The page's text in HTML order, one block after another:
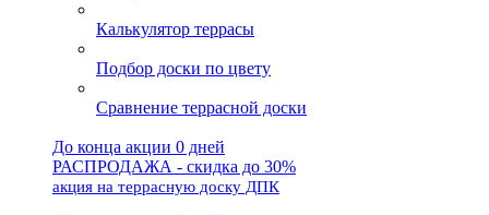
Калькулятор террасы
Подбор доски по цвету
Сравнение террасной доски
До конца акции 0 дней
РАСПРОДАЖА - скидка до 30%
акция на террасную доску ДПК